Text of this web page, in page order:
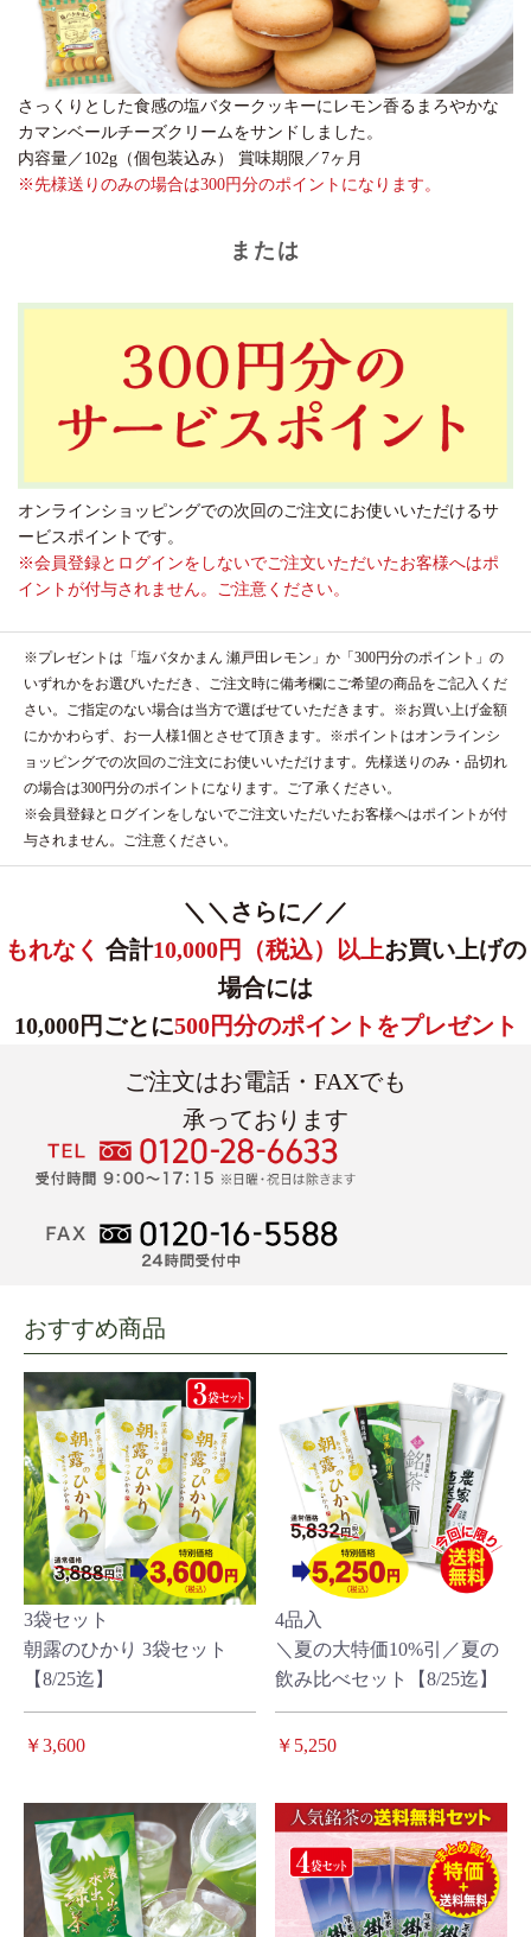
さっくりとした食感の塩バタークッキーにレモン香るまろやかな
カマンベールチーズクリームをサンドしました。
内容量／102g（個包装込み） 賞味期限／7ヶ月
※先様送りのみの場合は300円分のポイントになります。
または
オンラインショッピングでの次回のご注文にお使いいただけるサ
ービスポイントです。
※会員登録とログインをしないでご注文いただいたお客様へはポ
イントが付与されません。ご注意ください。
※プレゼントは「塩バタかまん 瀬戸田レモン」か「300円分のポイント」の
いずれかをお選びいただき、ご注文時に備考欄にご希望の商品をご記入くだ
さい。ご指定のない場合は当方で選ばせていただきます。※お買い上げ金額
にかかわらず、お一人様1個とさせて頂きます。※ポイントはオンラインシ
ョッピングでの次回のご注文にお使いいただけます。先様送りのみ・品切れ
の場合は300円分のポイントになります。ご了承ください。
※会員登録とログインをしないでご注文いただいたお客様へはポイントが付
与されません。ご注意ください。
＼＼さらに／／
もれなく 合計10,000円（税込）以上お買い上げの
場合には
10,000円ごとに500円分のポイントをプレゼント
ご注文はお電話・FAXでも
承っております
おすすめ商品
3袋セット
朝露のひかり 3袋セット
【8/25迄】
￥3,600
4品入
＼夏の大特価10%引／夏の
飲み比べセット【8/25迄】
￥5,250